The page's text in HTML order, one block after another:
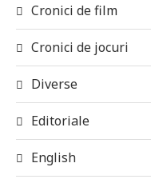
Cronici de film
Cronici de jocuri
Diverse
Editoriale
English